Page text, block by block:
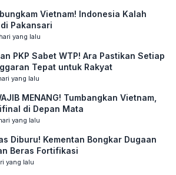
Vietnam! Indonesia Kalah
Pakansari
yang lalu
PKP Sabet WTP! Ara Pastikan Setiap
Tepat untuk Rakyat
yang lalu
MENANG! Tumbangkan Vietnam,
di Depan Mata
yang lalu
Diburu! Kementan Bongkar Dugaan
Beras Fortifikasi
yang lalu